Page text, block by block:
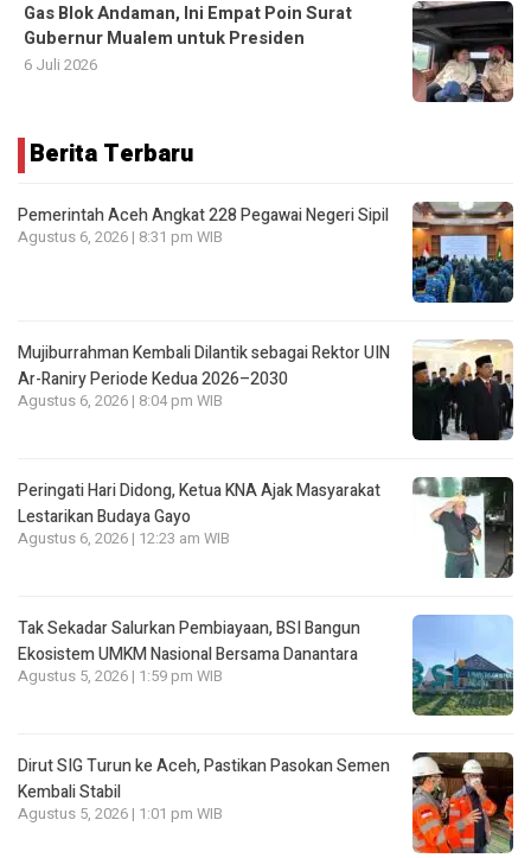
Gas Blok Andaman, Ini Empat Poin Surat
Gubernur Mualem untuk Presiden
6 Juli 2026
Berita Terbaru
Pemerintah Aceh Angkat 228 Pegawai Negeri Sipil
Agustus 6, 2026 | 8:31 pm WIB
Mujiburrahman Kembali Dilantik sebagai Rektor UIN
Ar-Raniry Periode Kedua 2026–2030
Agustus 6, 2026 | 8:04 pm WIB
Peringati Hari Didong, Ketua KNA Ajak Masyarakat
Lestarikan Budaya Gayo
Agustus 6, 2026 | 12:23 am WIB
Tak Sekadar Salurkan Pembiayaan, BSI Bangun
Ekosistem UMKM Nasional Bersama Danantara
Agustus 5, 2026 | 1:59 pm WIB
Dirut SIG Turun ke Aceh, Pastikan Pasokan Semen
Kembali Stabil
Agustus 5, 2026 | 1:01 pm WIB